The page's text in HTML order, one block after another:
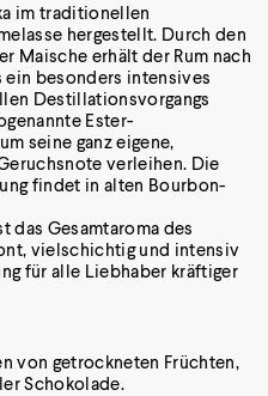
im traditionellen
hergestellt. Durch den
Maische erhält der Rum nach
ein besonders intensives
Destillationsvorgangs
Ester-
seine ganz eigene,
verleihen. Die
findet in alten Bourbon-
das Gesamtaroma des
vielschichtig und intensiv
für alle Liebhaber kräftiger
von getrockneten Früchten,
Schokolade.